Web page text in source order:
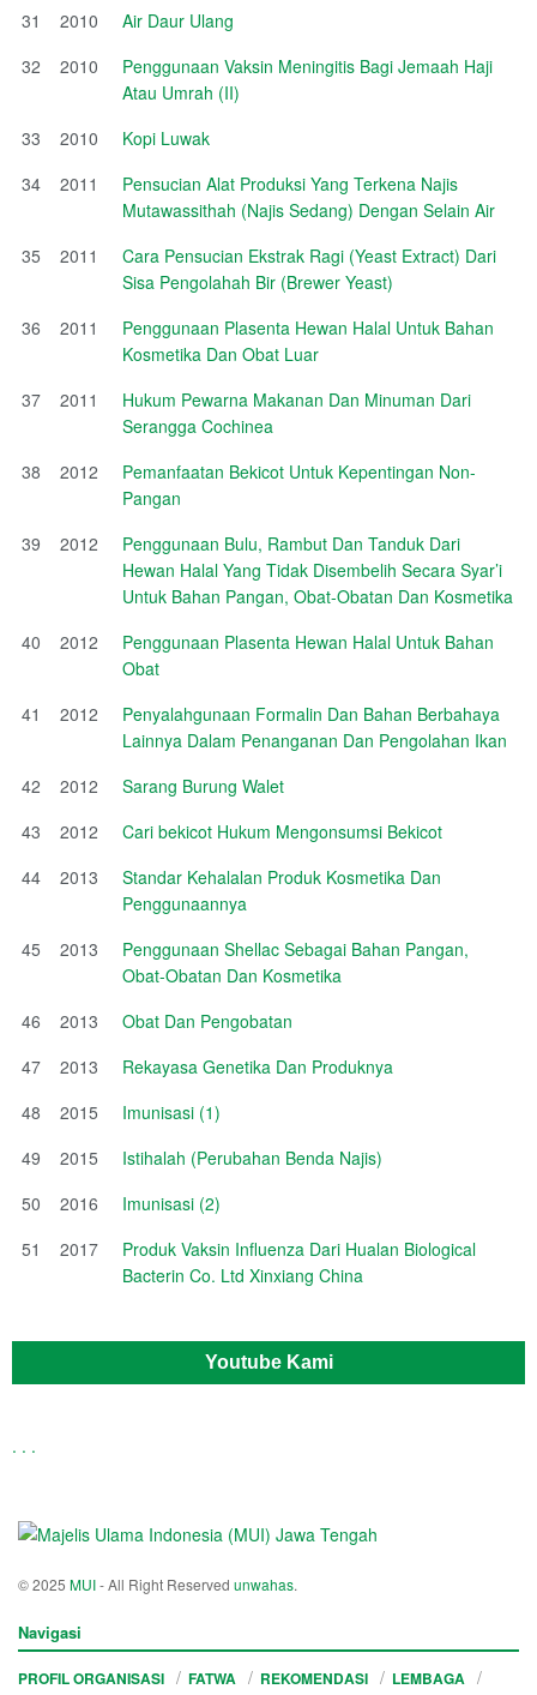
31
2010
Air Daur Ulang
32
2010
Penggunaan Vaksin Meningitis Bagi Jemaah Haji
Atau Umrah (II)
33
2010
Kopi Luwak
34
2011
Pensucian Alat Produksi Yang Terkena Najis
Mutawassithah (Najis Sedang) Dengan Selain Air
35
2011
Cara Pensucian Ekstrak Ragi (Yeast Extract) Dari
Sisa Pengolahah Bir (Brewer Yeast)
36
2011
Penggunaan Plasenta Hewan Halal Untuk Bahan
Kosmetika Dan Obat Luar
37
2011
Hukum Pewarna Makanan Dan Minuman Dari
Serangga Cochinea
38
2012
Pemanfaatan Bekicot Untuk Kepentingan Non-
Pangan
39
2012
Penggunaan Bulu, Rambut Dan Tanduk Dari
Hewan Halal Yang Tidak Disembelih Secara Syar’i
Untuk Bahan Pangan, Obat-Obatan Dan Kosmetika
40
2012
Penggunaan Plasenta Hewan Halal Untuk Bahan
Obat
41
2012
Penyalahgunaan Formalin Dan Bahan Berbahaya
Lainnya Dalam Penanganan Dan Pengolahan Ikan
42
2012
Sarang Burung Walet
43
2012
Cari bekicot Hukum Mengonsumsi Bekicot
44
2013
Standar Kehalalan Produk Kosmetika Dan
Penggunaannya
45
2013
Penggunaan Shellac Sebagai Bahan Pangan,
Obat-Obatan Dan Kosmetika
46
2013
Obat Dan Pengobatan
47
2013
Rekayasa Genetika Dan Produknya
48
2015
Imunisasi (1)
49
2015
Istihalah (Perubahan Benda Najis)
50
2016
Imunisasi (2)
51
2017
Produk Vaksin Influenza Dari Hualan Biological
Bacterin Co. Ltd Xinxiang China
Youtube Kami
. . .
© 2025 MUI- All Right Reserved unwahas.
Navigasi
PROFIL ORGANISASI FATWA REKOMENDASI
LEMBAGA